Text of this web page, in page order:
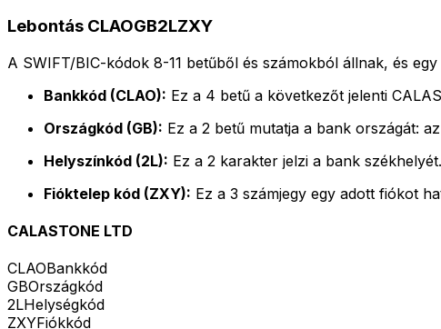
Lebontás CLAOGB2LZXY
A SWIFT/BIC-kódok 8-11 betűből és számokból állnak, és
Bankkód (CLAO): Ez a 4 betű a következőt jelenti
Országkód (GB): Ez a 2 betű mutatja a bank országát:
Helyszínkód (2L): Ez a 2 karakter jelzi a bank székhelyét.
Fióktelep kód (ZXY): Ez a 3 számjegy egy adott fiókot
CALASTONE LTD
CLAOBankkód
GBOrszágkód
2LHelységkód
ZXYFiókkód